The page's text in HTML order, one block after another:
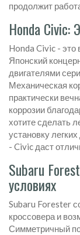
продолжит
Honda Civic:
Honda Civic - это
Японский
двигателями
Механическая
практически
коррозии
хотите сделать
установку
- Civic даст
Subaru
условиях
Subaru Forester
кроссовера и
Симметричный